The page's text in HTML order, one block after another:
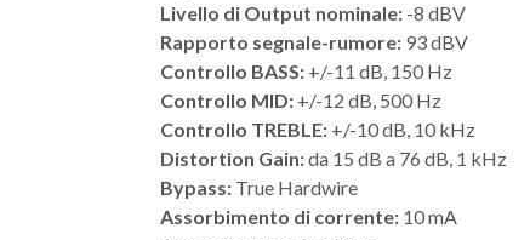
Livello di Output nominale: -8 dBV
Rapporto segnale-rumore: 93 dBV
Controllo BASS: +/-11 dB, 150 Hz
Controllo MID: +/-12 dB, 500 Hz
Controllo TREBLE: +/-10 dB, 10 kHz
Distortion Gain:da 15 dB a 76 dB, 1 kHz
Bypass: True Hardwire
Assorbimento di corrente: 10 mA